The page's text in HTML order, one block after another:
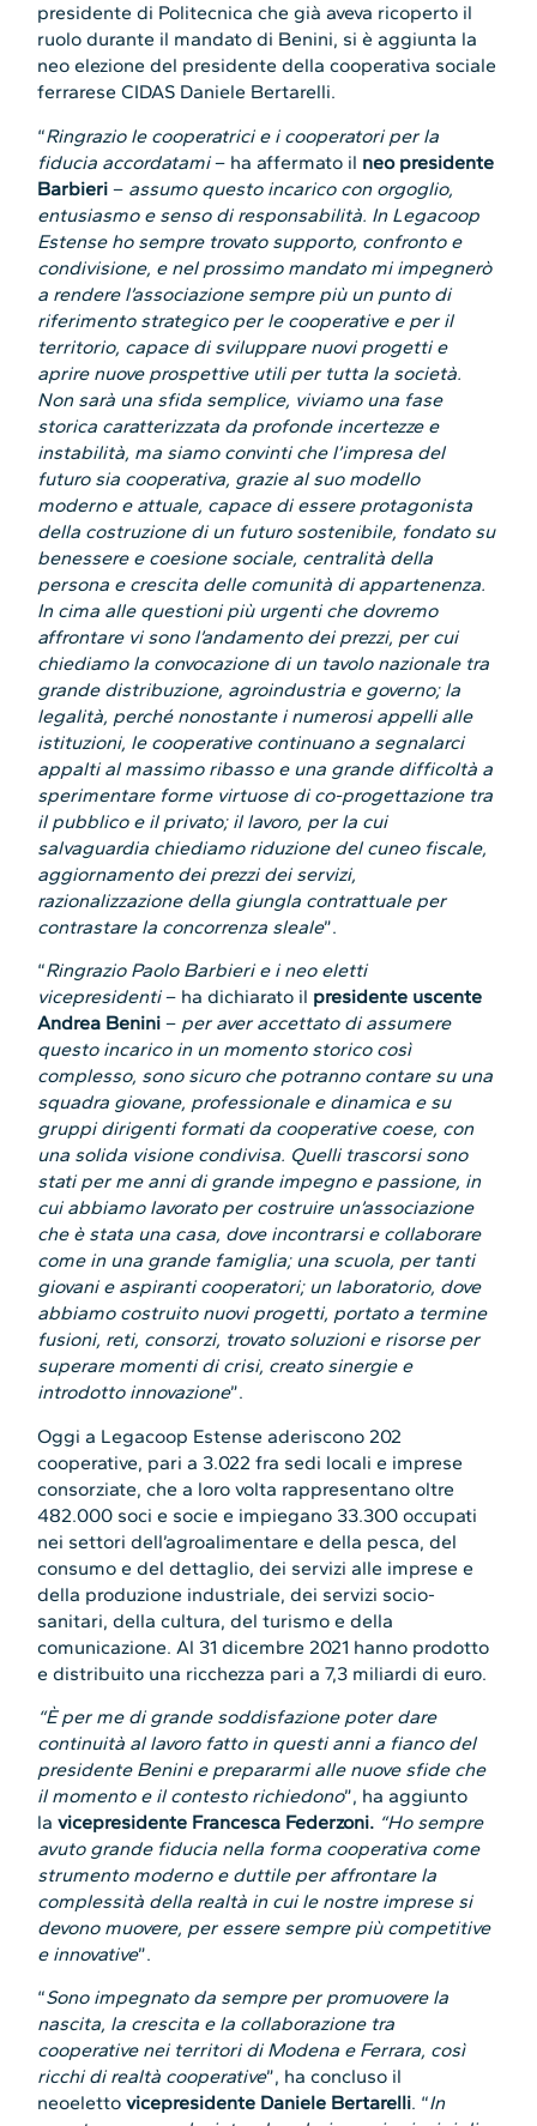
presidente di Politecnica che già aveva ricoperto il
ruolo durante il mandato di Benini, si è aggiunta la
neo elezione del presidente della cooperativa sociale
ferrarese CIDAS Daniele Bertarelli.
“Ringrazio le cooperatrici e i cooperatori per la
fiducia accordatami– ha affermato il neo presidente
Barbieri – assumo questo incarico con orgoglio,
entusiasmo e senso di responsabilità. In Legacoop
Estense ho sempre trovato supporto, confronto e
condivisione, e nel prossimo mandato mi impegnerò
a rendere l’associazione sempre più un punto di
riferimento strategico per le cooperative e per il
territorio, capace di sviluppare nuovi progetti e
aprire nuove prospettive utili per tutta la società.
Non sarà una sfida semplice, viviamo una fase
storica caratterizzata da profonde incertezze e
instabilità, ma siamo convinti che l’impresa del
futuro sia cooperativa, grazie al suo modello
moderno e attuale, capace di essere protagonista
della costruzione di un futuro sostenibile, fondato su
benessere e coesione sociale, centralità della
persona e crescita delle comunità di appartenenza.
In cima alle questioni più urgenti che dovremo
affrontare vi sono l’andamento dei prezzi, per cui
chiediamo la convocazione di un tavolo nazionale tra
grande distribuzione, agroindustria e governo; la
legalità, perché nonostante i numerosi appelli alle
istituzioni, le cooperative continuano a segnalarci
appalti al massimo ribasso e una grande difficoltà a
sperimentare forme virtuose di co-progettazione tra
il pubblico e il privato; il lavoro, per la cui
salvaguardia chiediamo riduzione del cuneo fiscale,
aggiornamento dei prezzi dei servizi,
razionalizzazione della giungla contrattuale per
contrastare la concorrenza sleale”.
“Ringrazio Paolo Barbieri e i neo eletti
vicepresidenti– ha dichiarato il presidente uscente
Andrea Benini – per aver accettato di assumere
questo incarico in un momento storico così
complesso, sono sicuro che potranno contare su una
squadra giovane, professionale e dinamica e su
gruppi dirigenti formati da cooperative coese, con
una solida visione condivisa. Quelli trascorsi sono
stati per me anni di grande impegno e passione, in
cui abbiamo lavorato per costruire un’associazione
che è stata una casa, dove incontrarsi e collaborare
come in una grande famiglia; una scuola, per tanti
giovani e aspiranti cooperatori; un laboratorio, dove
abbiamo costruito nuovi progetti, portato a termine
fusioni, reti, consorzi, trovato soluzioni e risorse per
superare momenti di crisi, creato sinergie e
introdotto innovazione”.
Oggi a Legacoop Estense aderiscono 202
cooperative, pari a 3.022 fra sedi locali e imprese
consorziate, che a loro volta rappresentano oltre
482.000 soci e socie e impiegano 33.300 occupati
nei settori dell’agroalimentare e della pesca, del
consumo e del dettaglio, dei servizi alle imprese e
della produzione industriale, dei servizi socio-
sanitari, della cultura, del turismo e della
comunicazione. Al 31 dicembre 2021 hanno prodotto
e distribuito una ricchezza pari a 7,3 miliardi di euro.
“È per me di grande soddisfazione poter dare
continuità al lavoro fatto in questi anni a fianco del
presidente Benini e prepararmi alle nuove sfide che
il momento e il contesto richiedono”, ha aggiunto
la vicepresidente Francesca Federzoni. “Ho sempre
avuto grande fiducia nella forma cooperativa come
strumento moderno e duttile per affrontare la
complessità della realtà in cui le nostre imprese si
devono muovere, per essere sempre più competitive
e innovative”.
“Sono impegnato da sempre per promuovere la
nascita, la crescita e la collaborazione tra
cooperative nei territori di Modena e Ferrara, così
ricchi di realtà cooperative”, ha concluso il
neoeletto vicepresidente Daniele Bertarelli. “In